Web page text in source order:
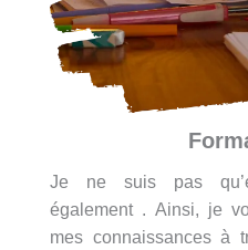
Je ne suis pas
également . Ainsi, je
mes connaissances à